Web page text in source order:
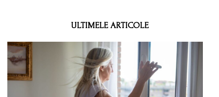
ULTIMELE ARTICOLE